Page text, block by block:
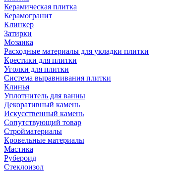
Керамическая плитка
Керамогранит
Клинкер
Затирки
Мозаика
Расходные материалы для укладки плитки
Крестики для плитки
Уголки для плитки
Система выравнивания плитки
Клинья
Уплотнитель для ванны
Декоративный камень
Искусственный камень
Сопутствующий товар
Стройматериалы
Кровельные материалы
Мастика
Рубероид
Стеклоизол